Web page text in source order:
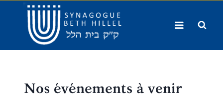
contenu
Nos événements à venir